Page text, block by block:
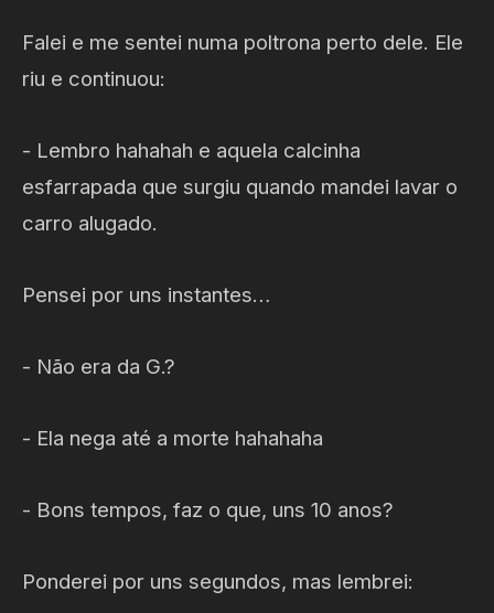
Falei e me sentei numa poltrona perto dele. Ele
riu e continuou:
- Lembro hahahah e aquela calcinha
esfarrapada que surgiu quando mandei lavar o
carro alugado.
Pensei por uns instantes…
- Não era da G.?
- Ela nega até a morte hahahaha
- Bons tempos, faz o que, uns 10 anos?
Ponderei por uns segundos, mas lembrei: